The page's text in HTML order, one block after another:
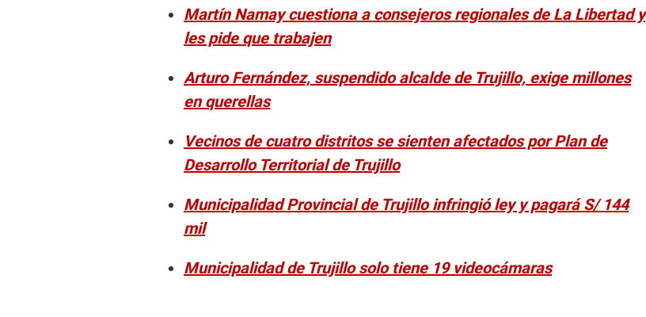
Martín Namay cuestiona a consejeros regionales de La Libertad y
les pide que trabajen
Arturo Fernández, suspendido alcalde de Trujillo, exige millones
en querellas
Vecinos de cuatro distritos se sienten afectados por Plan de
Desarrollo Territorial de Trujillo
Municipalidad Provincial de Trujillo infringió ley y pagará S/ 144
mil
Municipalidad de Trujillo solo tiene 19 videocámaras